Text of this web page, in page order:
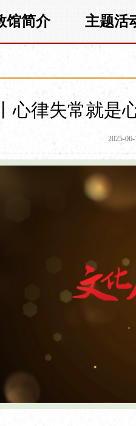
馆简介 主题活
心律失常就是
2025-